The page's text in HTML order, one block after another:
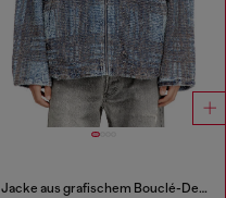
Jacke aus grafischem Bouclé-Denim